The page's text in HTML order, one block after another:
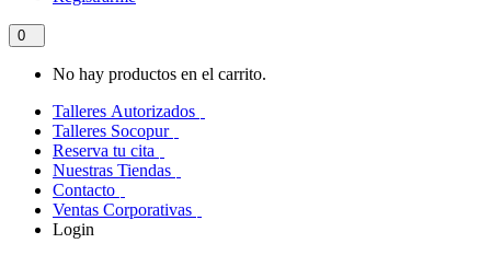
0
No hay productos en el carrito.
Talleres Autorizados
Talleres Socopur
Reserva tu cita
Nuestras Tiendas
Contacto
Ventas Corporativas
Login